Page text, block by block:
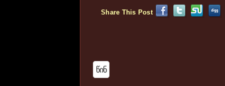
Share This Post
Წინ